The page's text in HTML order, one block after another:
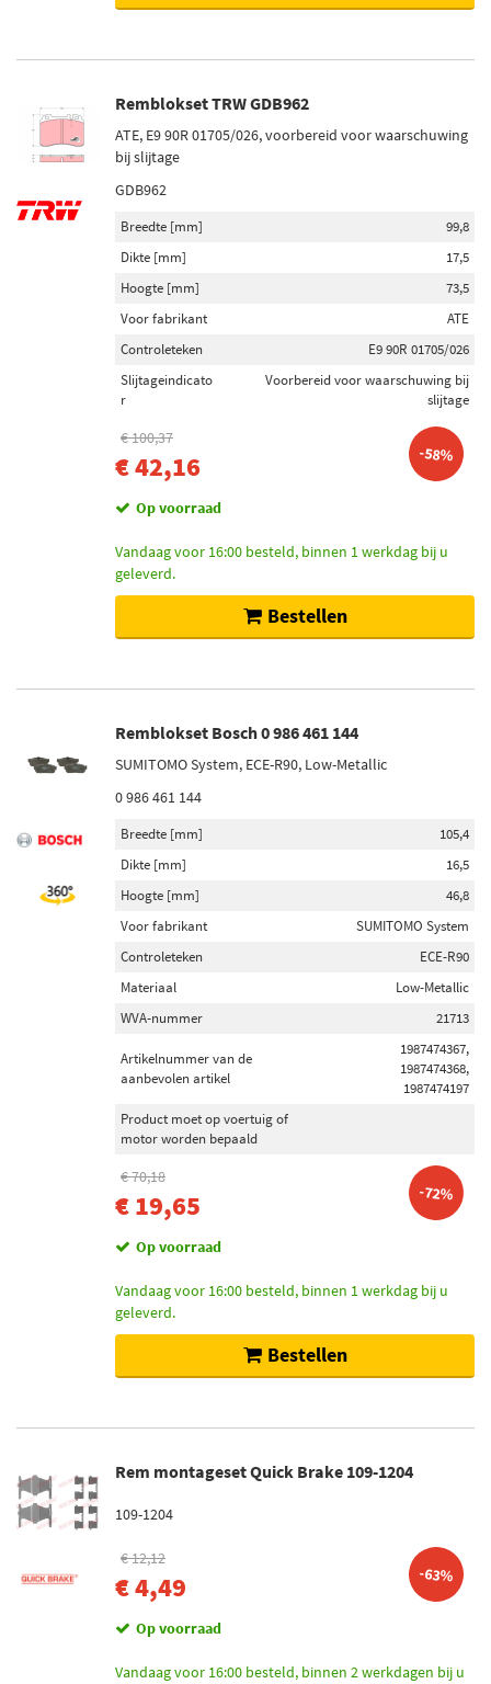
Remblokset TRW GDB962
ATE, E9 90R 01705/026, voorbereid voor waarschuwing
bij slijtage
GDB962
Breedte [mm]
99,8
Dikte [mm]
17,5
Hoogte [mm]
73,5
Voor fabrikant
ATE
Controleteken
E9 90R 01705/026
Slijtageindicato
r
Voorbereid voor waarschuwing bij
slijtage
€ 100,37
€ 42,16 -58%
Op voorraad
Vandaag voor 16:00 besteld, binnen 1 werkdag bij u
geleverd.
Bestellen
Remblokset Bosch 0 986 461 144
SUMITOMO System, ECE-R90, Low-Metallic
0 986 461 144
Breedte [mm]
105,4
Dikte [mm]
16,5
Hoogte [mm]
46,8
Voor fabrikant
SUMITOMO System
Controleteken
ECE-R90
Materiaal
Low-Metallic
WVA-nummer
21713
Artikelnummer van de
aanbevolen artikel
1987474367,
1987474368,
1987474197
Product moet op voertuig of
motor worden bepaald
€ 70,18
€ 19,65 -72%
Op voorraad
Vandaag voor 16:00 besteld, binnen 1 werkdag bij u
geleverd.
Bestellen
Rem montageset Quick Brake 109-1204
109-1204
€ 12,12
€ 4,49 -63%
Op voorraad
Vandaag voor 16:00 besteld, binnen 2 werkdagen bij u